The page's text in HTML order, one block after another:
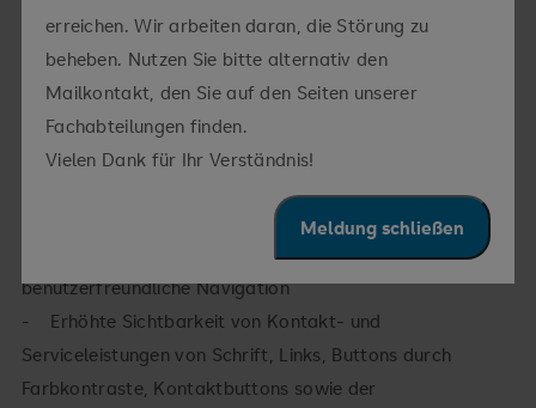
erreichen. Wir arbeiten daran, die Störung zu
beheben. Nutzen Sie bitte alternativ den
Mailkontakt, den Sie auf den Seiten unserer
Fachabteilungen finden.
Vielen Dank für Ihr Verständnis!
Meldung schließen
Geschäftsver-kehr in den §§ 12, 13 und 19 festgelegt.
Die technischen Anforderungen bestimmen sich nach der
EN 301 549.
Diese Anforderungen wurden insbesondere wie folgt
- Angepasste, einfache Bedienbarkeit, erleichterte,
benutzerfreundliche Navigation
- Erhöhte Sichtbarkeit von Kontakt- und
Serviceleistungen von Schrift, Links, Buttons durch
Farbkontraste, Kontaktbuttons sowie der